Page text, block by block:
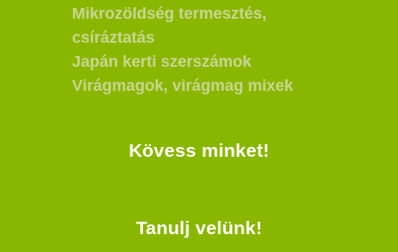
Mikrozöldség termesztés,
csíráztatás
Japán kerti szerszámok
Virágmagok, virágmag mixek
Kövess minket!
Tanulj velünk!